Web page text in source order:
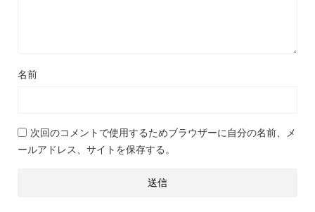
名前
次回のコメントで使用するためブラウザーに自分の名前、メ
ールアドレス、サイトを保存する。